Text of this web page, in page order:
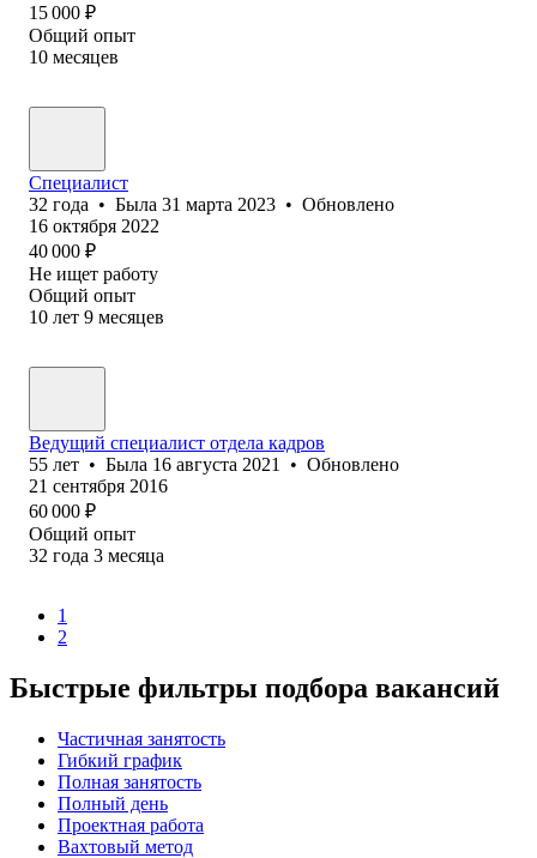
15 000 ₽
Общий опыт
10 месяцев
Специалист
32 года • Была 31 марта 2023 • Обновлено
16 октября 2022
40 000 ₽
Не ищет работу
Общий опыт
10 лет 9 месяцев
Ведущий специалист отдела кадров
55 лет • Была 16 августа 2021 • Обновлено
21 сентября 2016
60 000 ₽
Общий опыт
32 года 3 месяца
1
2
Быстрые фильтры подбора вакансий
Частичная занятость
Гибкий график
Полная занятость
Полный день
Проектная работа
Вахтовый метод